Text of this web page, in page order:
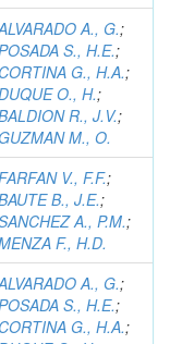
A., G.;
S., H.E.;
CORTINA G., H.A.;
O., H.;
R., J.V.;
GUZMAN M., O.
V., F.F.;
B., J.E.;
A., P.M.;
F., H.D.
A., G.;
S., H.E.;
CORTINA G., H.A.;